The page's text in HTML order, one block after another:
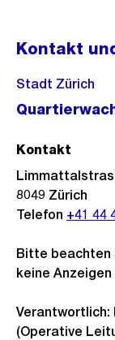
Kontakt
Stadt Zürich
Bitte beachten
keine
Verantwortlich:
(Operative
Kontakt
8049 Zürich
Telefon +41 44